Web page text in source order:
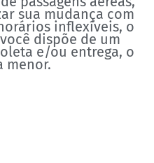
sua mudança com
inflexíveis, o
dispõe de um
e/ou entrega, o
menor.